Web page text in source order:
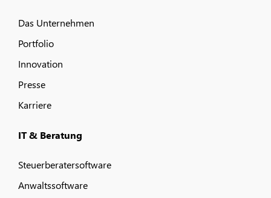
Das Unternehmen
Portfolio
Innovation
Presse
Karriere
IT & Beratung
Steuerberatersoftware
Anwaltssoftware